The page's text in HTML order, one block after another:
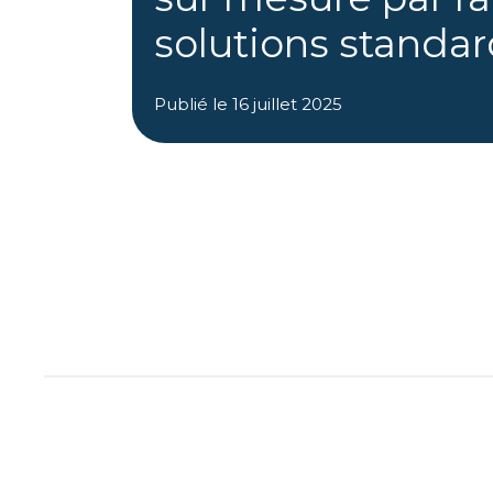
solutions
Publié le 16 juillet 2025